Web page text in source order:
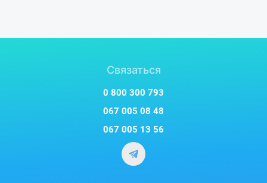
Связаться
0 800 300 793
067 005 08 48
067 005 13 56